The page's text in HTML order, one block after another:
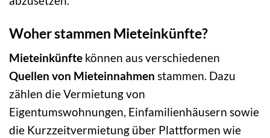
Woher stammen Mieteinkünfte?
Mieteinkünfte können aus verschiedenen
Quellen von Mieteinnahmen stammen. Dazu
zählen die Vermietung von
Eigentumswohnungen, Einfamilienhäusern sowie
die Kurzzeitvermietung über Plattformen wie